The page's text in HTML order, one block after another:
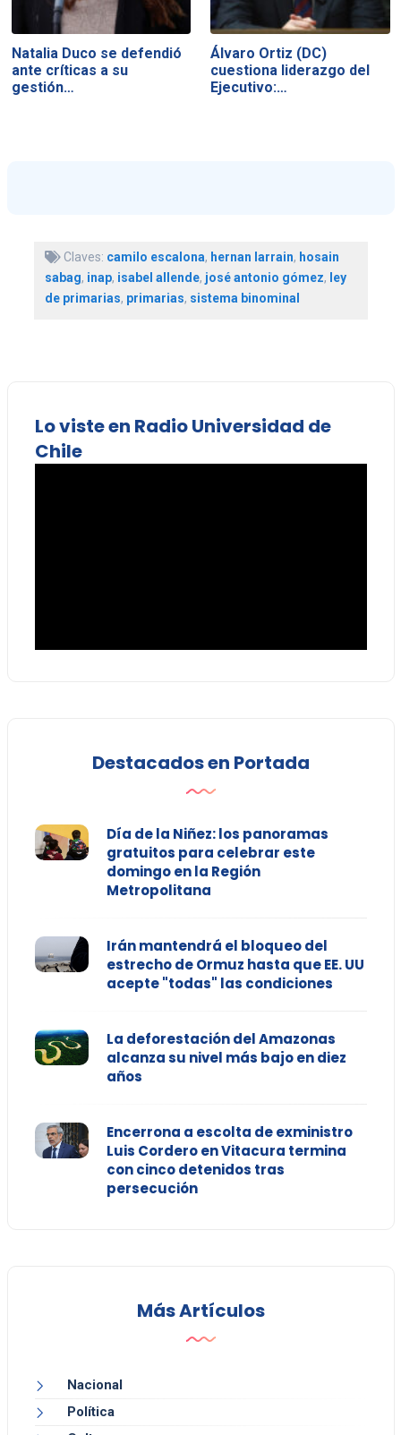
Natalia Duco se defendió
ante críticas a su
gestión…
Álvaro Ortiz (DC)
cuestiona liderazgo del
Ejecutivo:…
Claves: camilo escalona, hernan larrain, hosain
sabag, inap, isabel allende, josé antonio gómez, ley
de primarias, primarias, sistema binominal
Lo viste en Radio Universidad de
Chile
Destacados en Portada
Día de la Niñez: los panoramas
gratuitos para celebrar este
domingo en la Región
Metropolitana
Irán mantendrá el bloqueo del
estrecho de Ormuz hasta que EE. UU
acepte "todas" las condiciones
La deforestación del Amazonas
alcanza su nivel más bajo en diez
años
Encerrona a escolta de exministro
Luis Cordero en Vitacura termina
con cinco detenidos tras
persecución
Más Artículos
Nacional
Política